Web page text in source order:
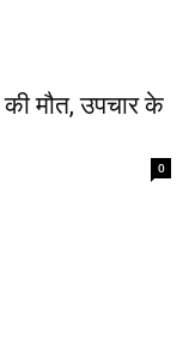
की मौत, उपचार के
0